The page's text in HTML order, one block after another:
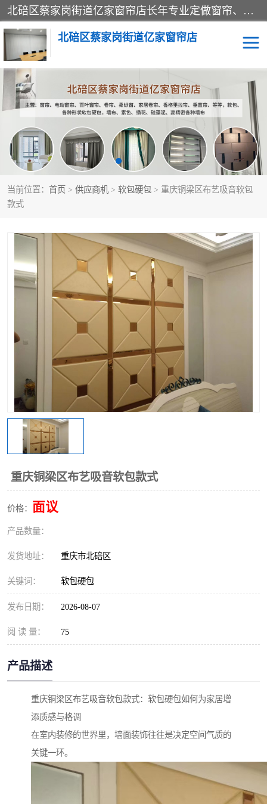
北碚区蔡家岗街道亿家窗帘店长年专业定做窗帘、电动窗帘、百叶窗帘、卷帘、柔纱窗、家居卷帘、香格里拉帘、垂直帘、等等，软包、各种形状软包硬包，墙布、素色、绣花、硅藻泥、高精密各种墙布，免费测量、免费安装，欢迎咨询
北碚区蔡家岗街道亿家窗帘店
当前位置： 首页 > 供应商机 > 软包硬包 > 重庆铜梁区布艺吸音软包
款式
重庆铜梁区布艺吸音软包款式
价格： 面议
产品数量：
发货地址： 重庆市北碚区
关键词： 软包硬包
发布日期： 2026-08-07
阅 读 量： 75
产品描述
重庆铜梁区布艺吸音软包款式：软包硬包如何为家居增
添质感与格调
在室内装修的世界里，墙面装饰往往是决定空间气质的
关键一环。
软包硬包 墙布
窗帘 百叶窗卷帘